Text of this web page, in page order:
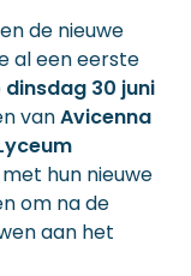
de nieuwe
al een eerste
dinsdag 30 juni
vanAvicenna
met hun nieuwe
om na de
aan het